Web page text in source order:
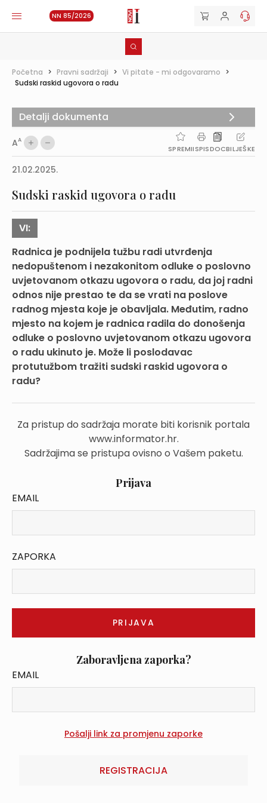
NN 85/2026
Početna > Pravni sadržaji > Vi pitate - mi odgovaramo >
Sudski raskid ugovora o radu
AA
SPREMIISPISDOCBILJEŠKE
21.02.2025.
Sudski raskid ugovora o radu
VI:
Radnica je podnijela tužbu radi utvrđenja
nedopuštenom i nezakonitom odluke o poslovno
uvjetovanom otkazu ugovora o radu, da joj radni
odnos nije prestao te da se vrati na poslove
radnog mjesta koje je obavljala. Međutim, radno
mjesto na kojem je radnica radila do donošenja
odluke o poslovno uvjetovanom otkazu ugovora
o radu ukinuto je. Može li poslodavac
protutužbom tražiti sudski raskid ugovora o
radu?
Za pristup do sadržaja morate biti korisnik portala
www.informator.hr.
Sadržajima se pristupa ovisno o Vašem paketu.
Prijava
EMAIL
ZAPORKA
Zaboravljena zaporka?
EMAIL
REGISTRACIJA
Detalji dokumenta